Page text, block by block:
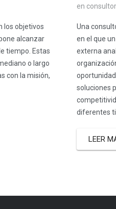
los objetivos
alcanzar
tiempo. Estas
o largo
con la misión,
en
Una
en el que
externa
soluciones
diferentes
LEER